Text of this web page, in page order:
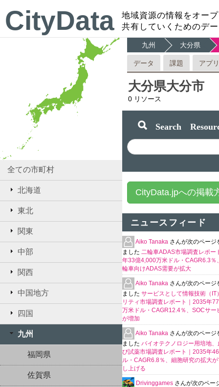
CityData
地域資源の情報をオー
共有していくためのデ
全ての市町村
北海道
東北
関東
中部
関西
中国地方
四国
九州
福岡県
佐賀県
九州 大分県
データ 課題 アプリ
大分県大分市
0 リソース
Search
CityData.jpへの掲載
ニュースフィード
Aiko Tanaka さんが次のページ
ました 二輪車ADAS市場調査レポー
年33億4,000万米ドル・CAGR6.3％
輪車向けADAS需要が拡大
Aiko Tanaka さんが次のページ
ました サービスとして情報技術（IT
リティ市場調査レポート｜2035年
万米ドル・CAGR12.4％、SOCサー
が増加
Aiko Tanaka さんが次のページ
ました バイオテクノロジー用培地、
び試薬市場調査レポート｜2035年
ル・CAGR6.8％、細胞研究の拡大
し上げる
Drivinggames さんが次のペー